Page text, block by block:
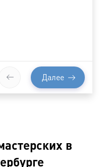
Далее
в